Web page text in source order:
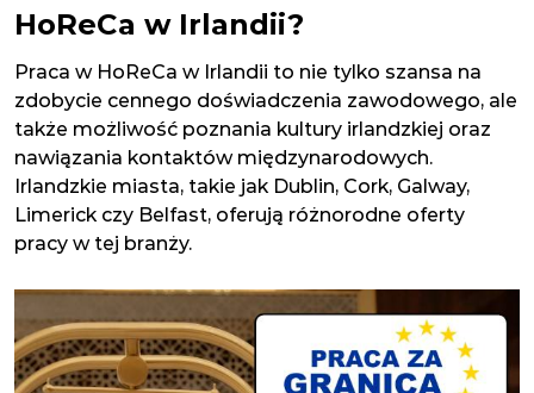
HoReCa w Irlandii?
Praca w HoReCa w Irlandii to nie tylko szansa na
zdobycie cennego doświadczenia zawodowego, ale
także możliwość poznania kultury irlandzkiej oraz
nawiązania kontaktów międzynarodowych.
Irlandzkie miasta, takie jak Dublin, Cork, Galway,
Limerick czy Belfast, oferują różnorodne oferty
pracy w tej branży.